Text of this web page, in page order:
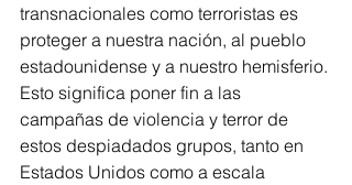
transnacionales como terroristas es
proteger a nuestra nación, al pueblo
estadounidense y a nuestro hemisferio.
Esto significa poner fin a las
campañas de violencia y terror de
estos despiadados grupos, tanto en
Estados Unidos como a escala